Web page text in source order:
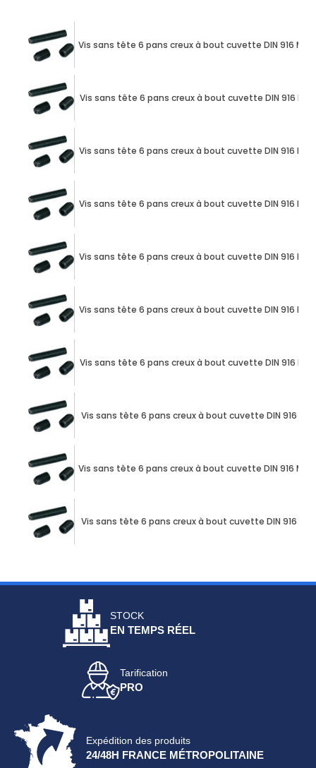
Vis sans tête 6 pans creux à bout cuvette DIN 916 M10
Vis sans tête 6 pans creux à bout cuvette DIN 916 M10
Vis sans tête 6 pans creux à bout cuvette DIN 916 M10
Vis sans tête 6 pans creux à bout cuvette DIN 916 M10
Vis sans tête 6 pans creux à bout cuvette DIN 916 M10
Vis sans tête 6 pans creux à bout cuvette DIN 916 M10
Vis sans tête 6 pans creux à bout cuvette DIN 916 M10
Vis sans tête 6 pans creux à bout cuvette DIN 916 M12
Vis sans tête 6 pans creux à bout cuvette DIN 916 M12
Vis sans tête 6 pans creux à bout cuvette DIN 916 M12
STOCK
EN TEMPS RÉEL
Tarification
PRO
Expédition des produits
24/48H FRANCE MÉTROPOLITAINE